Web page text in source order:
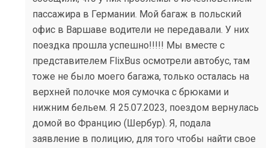
пассажира в Германии. Мой багаж в польский
офис в Варшаве водители не передавали. У них
поездка прошла успешно!!!!! Мы вместе с
представителем FlixBus осмотрели автобус, там
тоже не было моего багажа, только осталась на
верхней полочке моя сумочка с брюками и
нижним бельем. Я 25.07.2023, поездом вернулась
домой во Францию (Шербур). Я, подала
заявление в полицию, для того чтобы найти свое